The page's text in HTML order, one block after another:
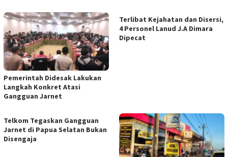
Pemerintah Didesak Lakukan
Langkah Konkret Atasi
Gangguan Jarnet
Terlibat Kejahatan dan Disersi,
4 Personel Lanud J.A Dimara
Dipecat
Telkom Tegaskan Gangguan
Jarnet di Papua Selatan Bukan
Disengaja